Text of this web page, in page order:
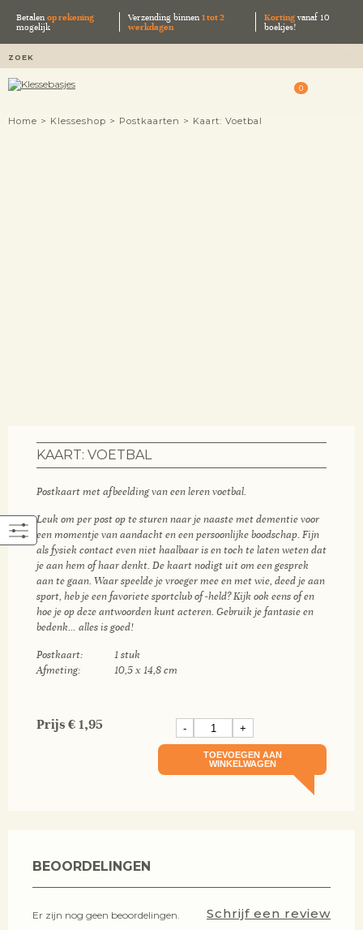
Betalenop rekening
mogelijk
Verzending binnen 1 tot 2
werkdagen
Kortingvanaf 10
boekjes!
0
Home > Klesseshop > Postkaarten > Kaart: Voetbal
KAART: VOETBAL
Postkaart met afbeelding van een leren voetbal.
Leuk om per post op te sturen naar je naaste met dementie voor
een momentje van aandacht en een persoonlijke boodschap. Fijn
als fysiek contact even niet haalbaar is en toch te laten weten dat
je aan hem of haar denkt. De kaart nodigt uit om een gesprek
aan te gaan. Waar speelde je vroeger mee en met wie, deed je aan
sport, heb je een favoriete sportclub of -held? Kijk ook eens of en
hoe je op deze antwoorden kunt acteren. Gebruik je fantasie en
bedenk… alles is goed!
Postkaart: 1 stuk
Afmeting: 10,5 x 14,8 cm
Prijs € 1,95 - +
TOEVOEGEN AAN
WINKELWAGEN
BEOORDELINGEN
Er zijn nog geen beoordelingen. Schrijf een review